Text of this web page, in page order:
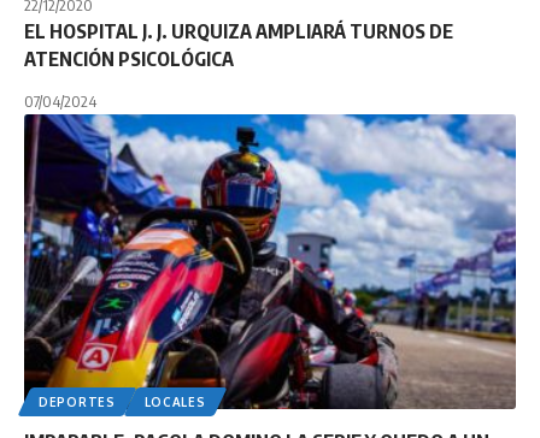
22/12/2020
EL HOSPITAL J. J. URQUIZA AMPLIARÁ TURNOS DE
ATENCIÓN PSICOLÓGICA
07/04/2024
DEPORTES LOCALES